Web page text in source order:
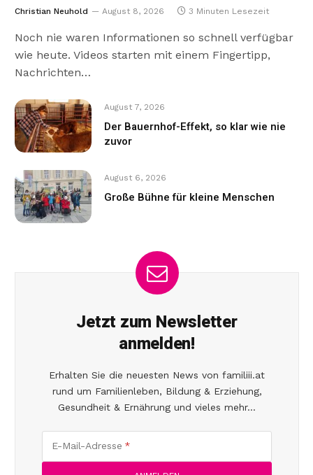
Christian Neuhold August 8, 2026 3 Minuten Lesezeit
Noch nie waren Informationen so schnell verfügbar
wie heute. Videos starten mit einem Fingertipp,
Nachrichten…
August 7, 2026
Der Bauernhof-Effekt, so klar wie nie
zuvor
August 6, 2026
Große Bühne für kleine Menschen
Jetzt zum Newsletter
anmelden!
Erhalten Sie die neuesten News von familiii.at
rund um Familienleben, Bildung & Erziehung,
Gesundheit & Ernährung und vieles mehr...
E-Mail-Adresse